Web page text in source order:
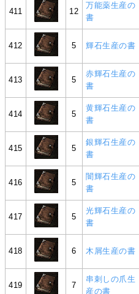
411 12
万能薬生産の
書
412 5 輝石生産の書
413 5
赤輝石生産の
書
414 5
黄輝石生産の
書
415 5
銀輝石生産の
書
416 5
闇輝石生産の
書
417 5
光輝石生産の
書
418 6 木屑生産の書
419 7
串刺しの爪生
産の書